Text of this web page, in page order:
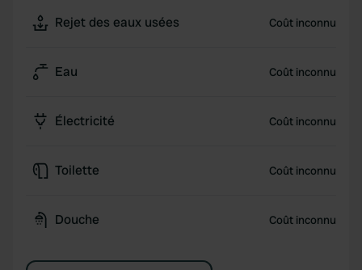
Rejet des eaux usées Coût inconnu
Eau Coût inconnu
Électricité Coût inconnu
Toilette Coût inconnu
Douche Coût inconnu